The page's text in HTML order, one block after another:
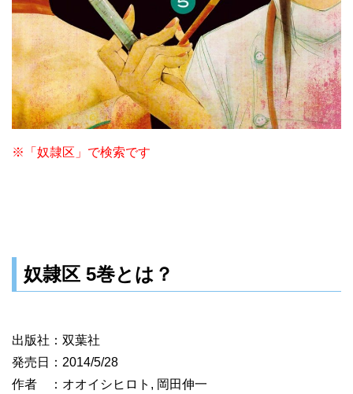
※「奴隷区」で検索です
奴隷区 5巻とは？
出版社：双葉社
発売日：2014/5/28
作者 ：オオイシヒロト, 岡田伸一